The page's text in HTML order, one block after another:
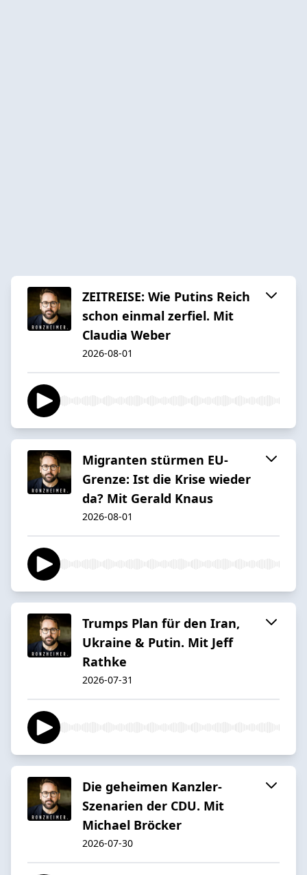
ZEITREISE: Wie Putins Reich
schon einmal zerfiel. Mit
Claudia Weber
2026-08-01
Migranten stürmen EU-
Grenze: Ist die Krise wieder
da? Mit Gerald Knaus
2026-08-01
Trumps Plan für den Iran,
Ukraine & Putin. Mit Jeff
Rathke
2026-07-31
Die geheimen Kanzler-
Szenarien der CDU. Mit
Michael Bröcker
2026-07-30